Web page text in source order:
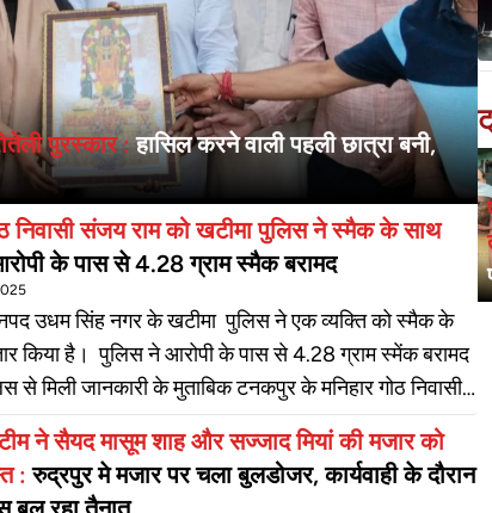
पुरस्कार :हासिल करने वाली पहली छात्रा बनी,
निवासी संजय राम को खटीमा पुलिस ने स्मैक के साथ
के पास से 4.28 ग्राम स्मैक बरामद
उधम सिंह नगर के खटीमा पुलिस ने एक व्यक्ति को स्मैक के
किया है। पुलिस ने आरोपी के पास से 4.28 ग्राम स्मेंक बरामद
से मिली जानकारी के मुताबिक टनकपुर के मनिहार गोठ निवासी
राम पुत्र स्वर्गीय शेर राम मोटरसाइकिल वाहन संख्या uk03
करते हुए गांगी गांव मे खटीमा झनकट पुलिस ने 4.28 ग्राम
किया है। उप निरीक्षक अशोक कांडपाल ने बताया कि
ने सैयद मासूम शाह और सज्जाद मियां की मजार को
:रुद्रपुर मे मजार पर चला बुलडोजर, कार्यवाही के दौरान